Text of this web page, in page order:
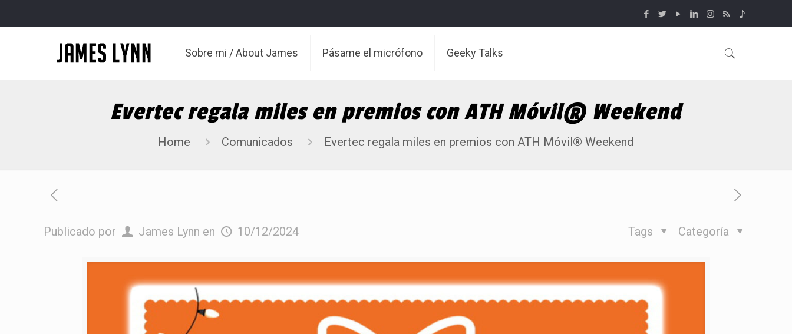
Sobre mi / About James Pásame el micrófono Geeky Talks
Evertec regala miles en premios con ATH Móvil® Weekend
Home Comunicados Evertec regala miles en premios con ATH Móvil® Weekend
Publicado por James Lynn en 10/12/2024 Categoría
Tags